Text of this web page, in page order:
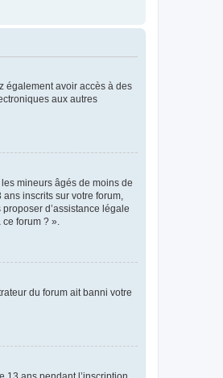
également avoir accès à des
aux autres
mineurs âgés de moins de
inscrits sur votre forum,
d’assistance légale
forum ? ».
du forum ait banni votre